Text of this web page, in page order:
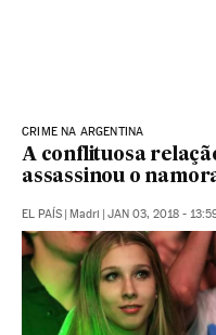
CRIME NA ARGENTINA
A conflituosa
assassinou o
EL PAÍS | Madri | JAN 03, 2018 -